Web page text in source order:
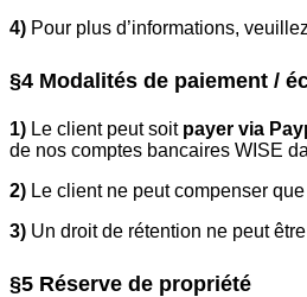
4) Pour plus d’informations,
§4 Modalités de paiement /
1) Le client peut soit payer via
de nos comptes bancaires WISE
2) Le client ne peut compenser
3) Un droit de rétention ne peut
§5 Réserve de propriété